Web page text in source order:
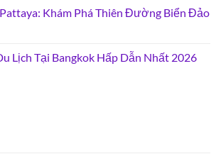
Khám Phá Thiên Đường Biển Đảo
Lịch Tại Bangkok Hấp Dẫn Nhất 2026